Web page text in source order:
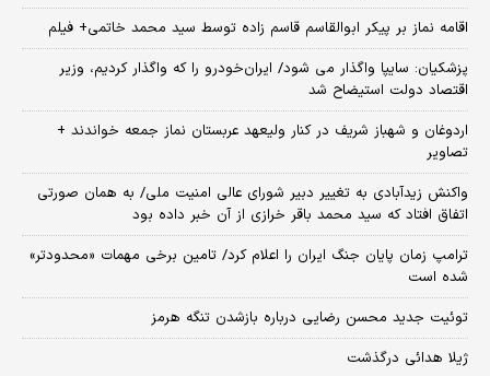
اقامه نماز بر پیکر ابوالقاسم قاسم زاده توسط سید محمد خاتمی+ فیلم
پزشکیان: سایپا واگذار می شود/ ایران‌خودرو را که واگذار کردیم، وزیر
اقتصاد دولت استیضاح شد
اردوغان و شهباز شریف در کنار ولیعهد عربستان نماز جمعه خواندند +
تصاویر
واکنش زیدآبادی به تغییر دبیر شورای عالی امنیت ملی/ به همان صورتی
اتفاق افتاد که سید محمد باقر خرازی از آن خبر داده بود
ترامپ زمان پایان جنگ ایران را اعلام کرد/ تامین برخی مهمات «محدودتر»
شده است
توئیت جدید محسن رضایی درباره بازشدن تنگه هرمز
ژیلا هدائی درگذشت